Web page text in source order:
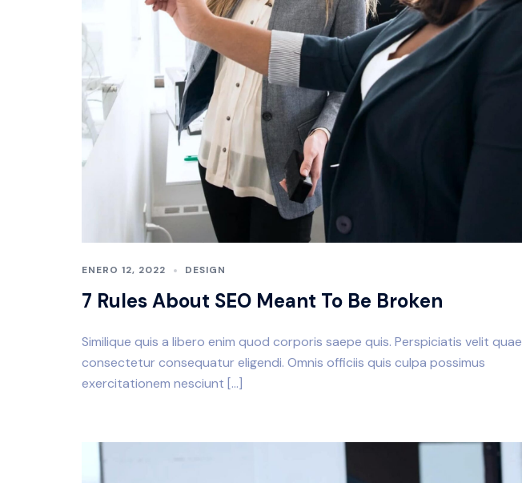
ENERO 12, 2022 DESIGN
7 Rules About SEO Meant To Be Broken
Similique quis a libero enim quod corporis saepe quis. Perspiciatis velit quae
consectetur consequatur eligendi. Omnis officiis quis culpa possimus
exercitationem nesciunt […]